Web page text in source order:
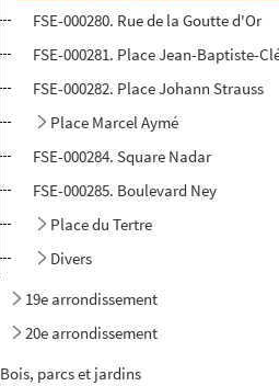
FSE-000280. Rue de la Goutte d'Or
FSE-000281. Place Jean-Baptiste-
FSE-000282. Place Johann Strauss
Place Marcel Aymé
FSE-000284. Square Nadar
FSE-000285. Boulevard Ney
Place du Tertre
Divers
19e arrondissement
20e arrondissement
Bois, parcs et jardins